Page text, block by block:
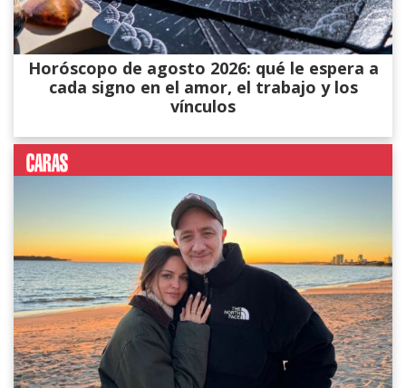
Horóscopo de agosto 2026: qué le espera a
cada signo en el amor, el trabajo y los
vínculos